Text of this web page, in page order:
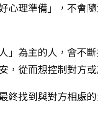
心理準備」，不會
」為主的人，會不
，從而想控制對方或
終找到與對方相處的